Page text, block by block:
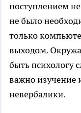
поступлением
не было
только
выходом.
быть психологу
важно изучение
невербалики.